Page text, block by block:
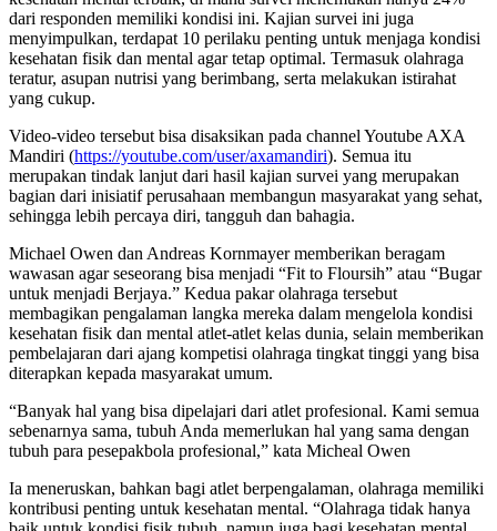
dari responden memiliki kondisi ini. Kajian survei ini juga
menyimpulkan, terdapat 10 perilaku penting untuk menjaga kondisi
kesehatan fisik dan mental agar tetap optimal. Termasuk olahraga
teratur, asupan nutrisi yang berimbang, serta melakukan istirahat
yang cukup.
Video-video tersebut bisa disaksikan pada channel Youtube AXA
Mandiri (https://youtube.com/user/axamandiri). Semua itu
merupakan tindak lanjut dari hasil kajian survei yang merupakan
bagian dari inisiatif perusahaan membangun masyarakat yang sehat,
sehingga lebih percaya diri, tangguh dan bahagia.
Michael Owen dan Andreas Kornmayer memberikan beragam
wawasan agar seseorang bisa menjadi “Fit to Floursih” atau “Bugar
untuk menjadi Berjaya.” Kedua pakar olahraga tersebut
membagikan pengalaman langka mereka dalam mengelola kondisi
kesehatan fisik dan mental atlet-atlet kelas dunia, selain memberikan
pembelajaran dari ajang kompetisi olahraga tingkat tinggi yang bisa
diterapkan kepada masyarakat umum.
“Banyak hal yang bisa dipelajari dari atlet profesional. Kami semua
sebenarnya sama, tubuh Anda memerlukan hal yang sama dengan
tubuh para pesepakbola profesional,” kata Micheal Owen
Ia meneruskan, bahkan bagi atlet berpengalaman, olahraga memiliki
kontribusi penting untuk kesehatan mental. “Olahraga tidak hanya